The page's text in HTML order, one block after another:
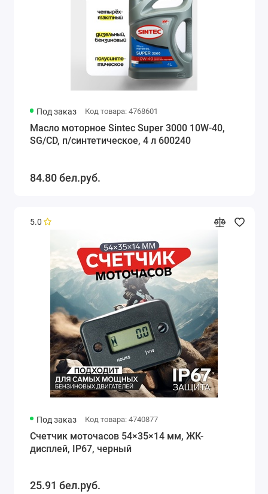
Под заказ Код товара: 4768601
Масло моторное Sintec Super 3000 10W-40,
SG/CD, п/синтетическое, 4 л 600240
84.80 бел.руб.
5.0
Под заказ Код товара: 4740877
Счетчик моточасов 54×35×14 мм, ЖК-
дисплей, IP67, черный
25.91 бел.руб.